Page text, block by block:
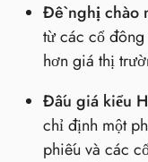
Đề nghị chào
từ các cổ
hơn giá thị
Đấu giá kiểu
chỉ định một
phiếu và các